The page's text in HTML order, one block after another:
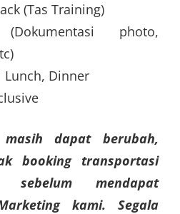
(Tas Training)
photo,
Lunch, Dinner
dapat berubah,
booking transportasi
sebelum mendapat
kami. Segala